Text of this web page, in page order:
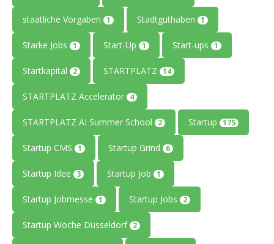
staatliche Vorgaben 1 Stadtguthaben 1
Starke Jobs 1 Start-Up 1 Start-ups 1
Startkapital 2 STARTPLATZ 14
STARTPLATZ Accelerator 4
STARTPLATZ AI Summer School 2 Startup 175
Startup CMS 1 Startup Grind 6
Startup Idee 3 Startup Job 1
Startup Jobmesse 1 Startup Jobs 2
Startup Woche Düsseldorf 2